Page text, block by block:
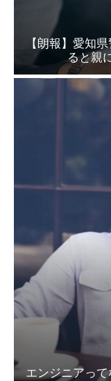
【朗報】愛知
ると親
エンジニアっ